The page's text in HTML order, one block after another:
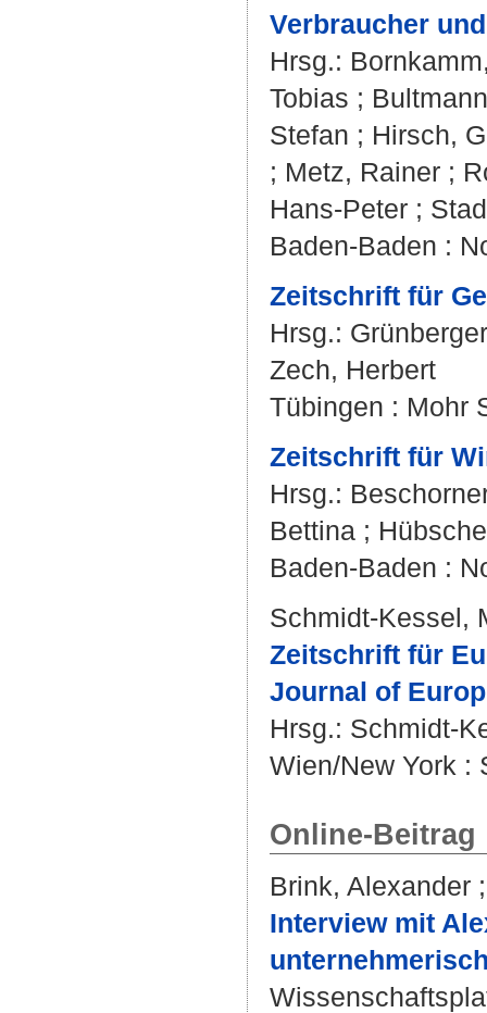
Verbraucher
Hrsg.:
Tobias ;
Stefan ; Hirsch,
; Metz, Rainer ;
Hans-Peter ;
Baden-Baden :
Zeitschrift für
Hrsg.:
Zech, Herbert
Tübingen : Mohr
Zeitschrift für
Hrsg.:
Bettina ;
Baden-Baden :
Schmidt-Kessel,
Zeitschrift für
Journal of
Hrsg.: Schmidt-
Wien/New York :
Online-Beitrag
Brink, Alexander
Interview mit